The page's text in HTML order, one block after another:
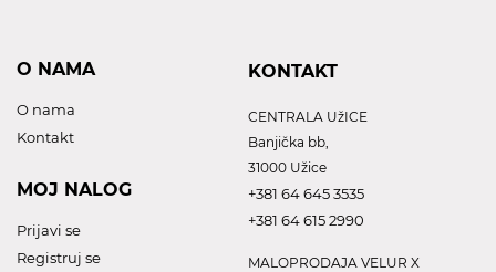
O NAMA
O nama
Kontakt
MOJ NALOG
Prijavi se
Registruj se
KONTAKT
CENTRALA UžICE
Banjička bb,
31000 Užice
+381 64 645 3535
+381 64 615 2990
MALOPRODAJA VELUR X